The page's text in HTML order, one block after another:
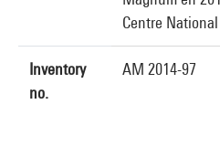
Centre
Inventory
no.
AM 2014-97